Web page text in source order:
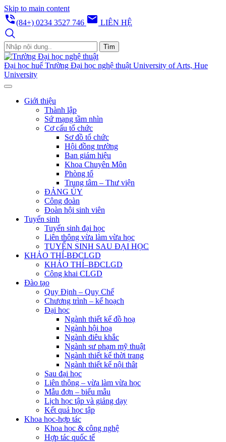
Skip to main content
phone_in_talk(84+) 0234 3527 746 email LIÊN HỆ
Tìm
Đại học huế Trường Đại học nghệ thuật University of Arts, Hue
University
Giới thiệu
Thành lập
Sứ mạng tầm nhìn
Cơ cấu tổ chức
Sơ đồ tổ chức
Hội đồng trường
Ban giám hiệu
Khoa Chuyên Môn
Phòng tổ
Trung tâm – Thư viện
ĐẢNG ỦY
Công đoàn
Đoàn hội sinh viên
Tuyển sinh
Tuyển sinh đại học
Liên thông vừa làm vừa học
TUYỂN SINH SAU ĐẠI HỌC
KHẢO THÍ-BĐCLGD
KHẢO THÍ–BĐCLGD
Công khai CLGD
Đào tạo
Quy Định – Quy Chế
Chương trình – kế hoạch
Đại học
Ngành thiết kế đồ hoạ
Ngành hội hoạ
Ngành điêu khắc
Ngành sư phạm mỹ thuật
Ngành thiết kế thời trang
Ngành thiết kế nội thât
Sau đại học
Liên thông – vừa làm vừa học
Mẫu đơn – biểu mẫu
Lịch học tập và giảng dạy
Kết quả học tập
Khoa học-hợp tác
Khoa học & công nghệ
Hợp tác quốc tế